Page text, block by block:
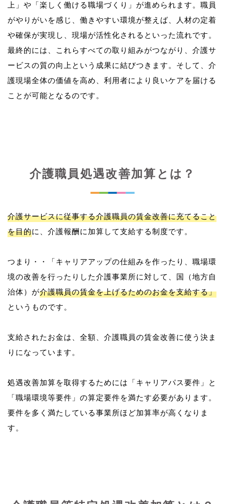
上」や「楽しく働ける職場づくり」が進められます。職員
がやりがいを感じ、働きやすい環境が整えば、人材の定着
や確保が実現し、現場が活性化されるといった流れです。
最終的には、これらすべての取り組みがつながり、介護サ
ービスの質の向上という成果に結びつきます。そして、介
護現場全体の価値を高め、利用者により良いケアを届ける
介護職員処遇改善加算とは？
介護サービスに従事する介護職員の賃金改善に充てること
を目的に、介護報酬に加算して支給する制度です。
つまり・・「キャリアアップの仕組みを作ったり、職場環
境の改善を行ったりした介護事業所に対して、国（地方自
治体）が介護職員の賃金を上げるためのお金を支給する」
というものです。
支給されたお金は、全額、介護職員の賃金改善に使う決ま
りになっています。
処遇改善加算を取得するためには「キャリアパス要件」と
「職場環境等要件」の算定要件を満たす必要があります。
要件を多く満たしている事業所ほど加算率が高くなりま
す。